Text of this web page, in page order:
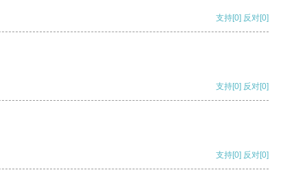
支持[0] 反对[0]
支持[0] 反对[0]
支持[0] 反对[0]